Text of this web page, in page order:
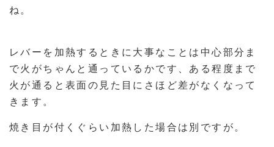
ね。
レバーを加熱するときに大事なことは中心部分ま
で火がちゃんと通っているかです、ある程度まで
火が通ると表面の見た目にさほど差がなくなって
きます。
焼き目が付くぐらい加熱した場合は別ですが。